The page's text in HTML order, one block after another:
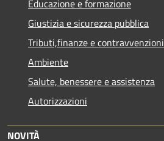
Educazione e formazione
Giustizia e sicurezza pubblica
Tributi,finanze e contravvenzioni
Ambiente
Salute, benessere e assistenza
Autorizzazioni
NOVITÀ